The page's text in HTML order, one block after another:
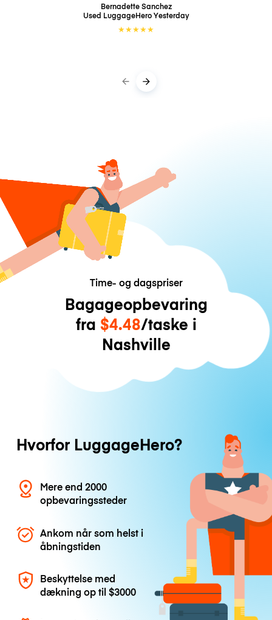
Bernadette Sanchez
Used LuggageHeroYesterday
★★★★★
Time- og dagspriser
Bagageopbevaring
fra $4.48/taske i
Nashville
Hvorfor LuggageHero?
Mere end 2000
opbevaringssteder
Ankom når som helst i
åbningstiden
Beskyttelse med
dækning op til$3000